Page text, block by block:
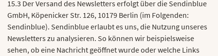
15.3 Der Versand des Newsletters erfolgt über die Sendinblue
GmbH, Köpenicker Str. 126, 10179 Berlin (im Folgenden:
Sendinblue). Sendinblue erlaubt es uns, die Nutzung unseres
Newsletters zu analysieren. So können wir beispielsweise
sehen, ob eine Nachricht geöffnet wurde oder welche Links